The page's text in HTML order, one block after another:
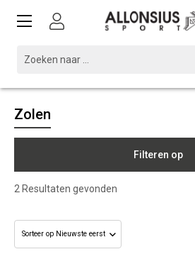
Zolen
Filteren op
2 Resultaten gevonden